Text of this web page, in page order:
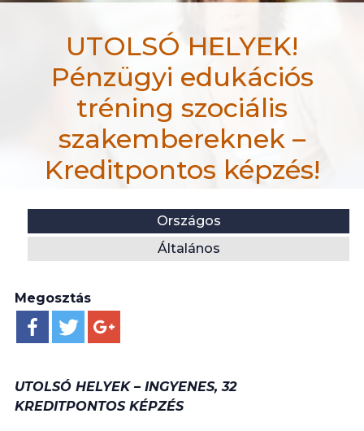
UTOLSÓ HELYEK!
Pénzügyi edukációs
tréning szociális
szakembereknek –
Kreditpontos képzés!
efiportal.hu
Hír
UTOLSÓ HELYEK! Pénzügyi edukációs tréning
Országos
Általános
Megosztás
UTOLSÓ HELYEK – INGYENES, 32
KREDITPONTOS KÉPZÉS